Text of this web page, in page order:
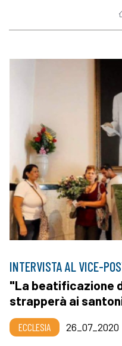
INTERVISTA AL VICE-
"La beatificazione
strapperà ai
ECCLESIA 26_07_2020